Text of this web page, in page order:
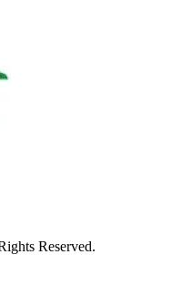
Reserved.